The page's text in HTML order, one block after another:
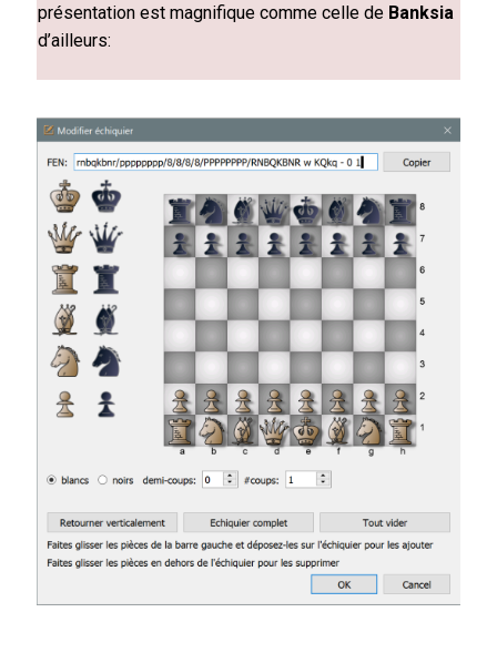
présentation est magnifique comme celle de Banksia
d’ailleurs: